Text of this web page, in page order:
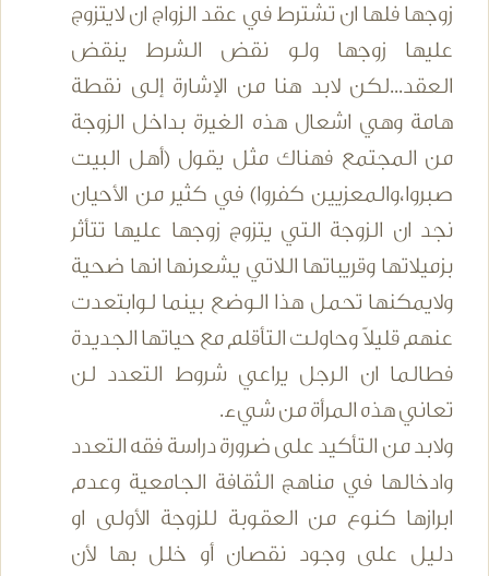
زوجها فلها ان تشترط في عقد الزواج ان لايتزوج
عليها زوجها ولو نقض الشرط ينقض
العقد...لكن لابد هنا من الإشارة إلى نقطة
هامة وهي اشعال هذه الغيرة بداخل الزوجة
من المجتمع فهناك مثل يقول (أهل البيت
صبروا،والمعزيين كفروا) في كثير من الأحيان
نجد ان الزوجة التي يتزوج زوجها عليها تتأثر
بزميلاتها وقريباتها اللاتي يشعرنها انها ضحية
ولايمكنها تحمل هذا الوضع بينما لوابتعدت
عنهم قليلاً وحاولت التأقلم مع حياتها الجديدة
فطالما ان الرجل يراعي شروط التعدد لن
تعاني هذه المرأة من شيء.
ولابد من التأكيد على ضرورة دراسة فقه التعدد
وادخالها في مناهج الثقافة الجامعية وعدم
ابرازها كنوع من العقوبة للزوجة الأولى او
دليل على وجود نقصان أو خلل بها لأن